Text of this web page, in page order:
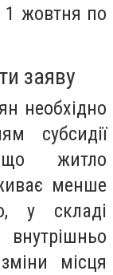
жовтня по
заяву
необхідно
субсидії
житло
менше
у складі
місця